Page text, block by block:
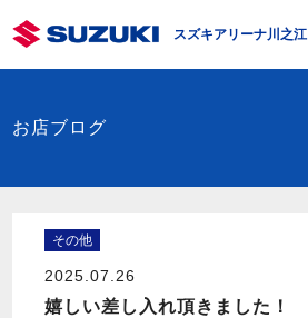
スズキアリーナ川之江
お店ブログ
その他
2025.07.26
嬉しい差し入れ頂きました！